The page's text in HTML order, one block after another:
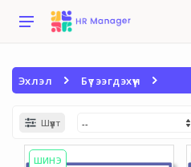
Эхлэл Бүтээгдэхүүн
Шүүлт
ШИНЭ